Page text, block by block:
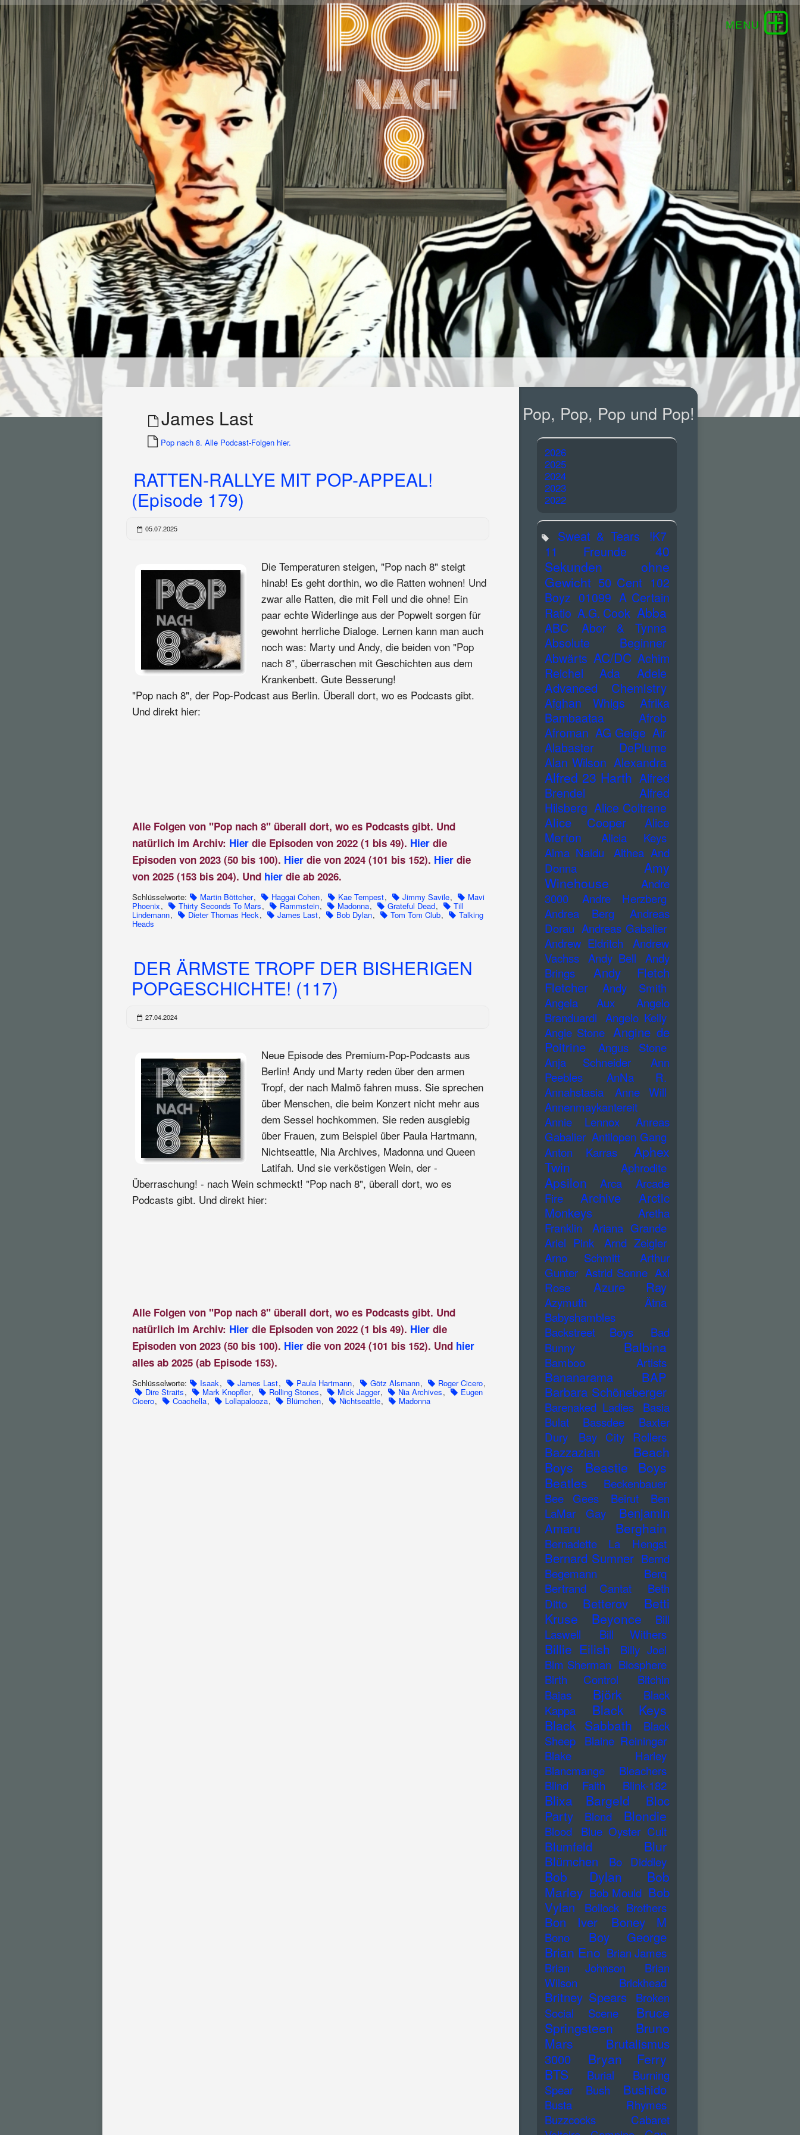
James Last
Pop nach 8. Alle Podcast-Folgen hier.
RATTEN-RALLYE MIT POP-APPEAL!
(Episode 179)
05.07.2025
Die Temperaturen steigen, "Pop nach 8" steigt
hinab! Es geht dorthin, wo die Ratten wohnen! Und
zwar alle Ratten, die mit Fell und die ohne! Ein
paar echte Widerlinge aus der Popwelt sorgen für
gewohnt herrliche Dialoge. Lernen kann man auch
noch was: Marty und Andy, die beiden von "Pop
nach 8", überraschen mit Geschichten aus dem
Krankenbett. Gute Besserung!
"Pop nach 8", der Pop-Podcast aus Berlin. Überall dort, wo es Podcasts gibt.
Und direkt hier:
Alle Folgen von "Pop nach 8" überall dort, wo es Podcasts gibt. Und
natürlich im Archiv: Hier die Episoden von 2022 (1 bis 49). Hier die
Episoden von 2023 (50 bis 100). Hier die von 2024 (101 bis 152). Hier die
von 2025 (153 bis 204). Und hier die ab 2026.
Schlüsselworte: Martin Böttcher, Haggai Cohen, Kae Tempest, Jimmy Savile, Mavi
Phoenix, Thirty Seconds To Mars, Rammstein, Madonna, Grateful Dead, Till
Lindemann, Dieter Thomas Heck, James Last, Bob Dylan, Tom Tom Club, Talking
Heads
DER ÄRMSTE TROPF DER BISHERIGEN
POPGESCHICHTE! (117)
27.04.2024
Neue Episode des Premium-Pop-Podcasts aus
Berlin! Andy und Marty reden über den armen
Tropf, der nach Malmö fahren muss. Sie sprechen
über Menschen, die beim Konzert nicht mehr aus
dem Sessel hochkommen. Sie reden ausgiebig
über Frauen, zum Beispiel über Paula Hartmann,
Nichtseattle, Nia Archives, Madonna und Queen
Latifah. Und sie verköstigen Wein, der -
Überraschung! - nach Wein schmeckt! "Pop nach 8", überall dort, wo es
Podcasts gibt. Und direkt hier:
Alle Folgen von "Pop nach 8" überall dort, wo es Podcasts gibt. Und
natürlich im Archiv: Hier die Episoden von 2022 (1 bis 49). Hier die
Episoden von 2023 (50 bis 100). Hier die von 2024 (101 bis 152). Und hier
alles ab 2025 (ab Episode 153).
Schlüsselworte: Isaak, James Last, Paula Hartmann, Götz Alsmann, Roger Cicero,
Dire Straits, Mark Knopfler, Rolling Stones, Mick Jagger, Nia Archives, Eugen
Cicero, Coachella, Lollapalooza, Blümchen, Nichtseattle, Madonna
Pop, Pop, Pop und Pop!
2026
2025
2024
2023
2022
Sweat & Tears
!K7
11 Freunde
40
Sekunden ohne
Gewicht 50 Cent 102
Boyz 01099 A Certain
Ratio A.G. Cook Abba
ABC
Abor & Tynna
Absolute Beginner
Abwärts AC/DC Achim
Reichel
Ada Adele
Advanced Chemistry
Afghan Whigs
Afrika
Bambaataa
Afrob
Afroman AG Geige Air
Alabaster DePlume
Alan Wilson Alexandra
Alfred 23 Harth Alfred
Brendel
Alfred
Hilsberg Alice Coltrane
Alice Cooper
Alice
Merton
Alicia Keys
Alma Naidu
Althea And
Donna
Amy
Winehouse
Andre
3000
Andre Herzberg
Andrea Berg
Andreas
Dorau Andreas Gabalier
Andrew Eldritch
Andrew
Vachss Andy Bell
Andy
Brings
Andy Fletch
Fletcher
Andy Smith
Angela Aux
Angelo
Branduardi Angelo Kelly
Angie Stone Angine de
Poitrine
Angus Stone
Anja Schneider
Ann
Peebles
AnNa R.
Annahstasia
Anne Will
Annenmaykantereit
Annie Lennox
Anreas
Gabalier Antilopen Gang
Anton Karras
Aphex
Twin
Aphrodite
Apsilon Arca
Arcade
Fire
Archive
Arctic
Monkeys
Aretha
Franklin
Ariana Grande
Ariel Pink
Arnd Zeigler
Arno Schmitt
Arthur
Gunter Astrid Sonne Axl
Rose
Azure Ray
Azymuth
Ätna
Babyshambles
Backstreet Boys
Bad
Bunny
Balbina
Bamboo Artists
Bananarama
BAP
Barbara Schöneberger
Barenaked Ladies
Basia
Bulat
Bassdee
Baxter
Dury
Bay City Rollers
Bazzazian
Beach
Boys
Beastie Boys
Beatles
Beckenbauer
Bee Gees
Beirut
Ben
LaMar Gay
Benjamin
Amaru
Berghain
Bernadette La Hengst
Bernard Sumner Bernd
Begemann
Berq
Bertrand Cantat
Beth
Ditto
Betterov
Betti
Kruse
Beyonce
Bill
Laswell
Bill Withers
Billie Eilish
Billy Joel
Bim Sherman Biosphere
Birth Control
Bitchin
Bajas
Björk
Black
Kappa
Black Keys
Black Sabbath
Black
Sheep
Blaine Reininger
Blake Harley
Blancmange
Bleachers
Blind Faith
Blink-182
Blixa Bargeld
Bloc
Party
Blond Blondie
Blood Blue Oyster Cult
Blumfeld Blur
Blümchen Bo Diddley
Bob Dylan
Bob
Marley Bob Mould Bob
Vylan
Bollock Brothers
Bon Iver Boney M
Bono Boy George
Brian Eno Brian James
Brian Johnson
Brian
Wilson
Brickhead
Britney Spears
Broken
Social Scene
Bruce
Springsteen
Bruno
Mars
Brutalismus
3000
Bryan Ferry
BTS
Burial
Burning
Spear
Bush Bushido
Busta Rhymes
Buzzcocks
Cabaret